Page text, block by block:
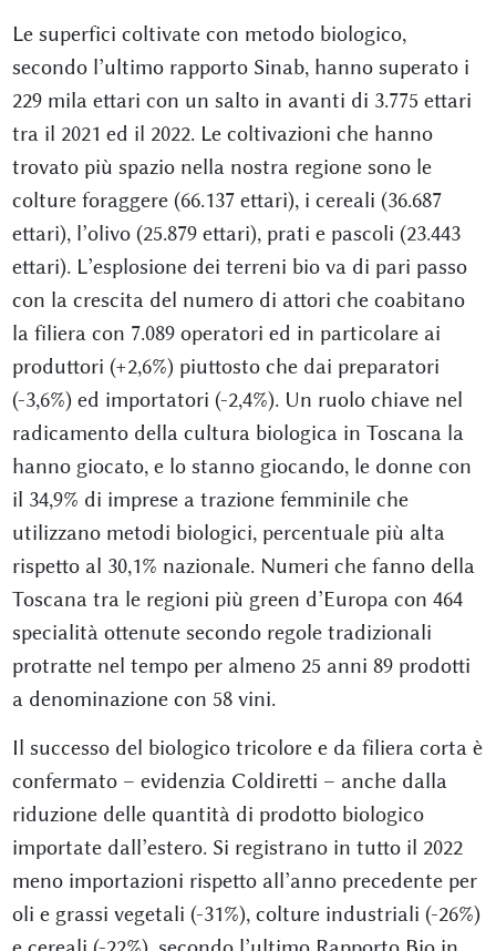
Le superfici coltivate con metodo biologico,
secondo l’ultimo rapporto Sinab, hanno superato i
229 mila ettari con un salto in avanti di 3.775 ettari
tra il 2021 ed il 2022. Le coltivazioni che hanno
trovato più spazio nella nostra regione sono le
colture foraggere (66.137 ettari), i cereali (36.687
ettari), l’olivo (25.879 ettari), prati e pascoli (23.443
ettari). L’esplosione dei terreni bio va di pari passo
con la crescita del numero di attori che coabitano
la filiera con 7.089 operatori ed in particolare ai
produttori (+2,6%) piuttosto che dai preparatori
(-3,6%) ed importatori (-2,4%). Un ruolo chiave nel
radicamento della cultura biologica in Toscana la
hanno giocato, e lo stanno giocando, le donne con
il 34,9% di imprese a trazione femminile che
utilizzano metodi biologici, percentuale più alta
rispetto al 30,1% nazionale. Numeri che fanno della
Toscana tra le regioni più green d’Europa con 464
specialità ottenute secondo regole tradizionali
protratte nel tempo per almeno 25 anni 89 prodotti
a denominazione con 58 vini.
Il successo del biologico tricolore e da filiera corta è
confermato – evidenzia Coldiretti – anche dalla
riduzione delle quantità di prodotto biologico
importate dall’estero. Si registrano in tutto il 2022
meno importazioni rispetto all’anno precedente per
oli e grassi vegetali (-31%), colture industriali (-26%)